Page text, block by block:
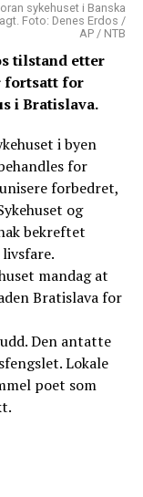
sykehuset i Banska
Foto: Denes Erdos /
AP / NTB
tilstand etter
fortsatt for
i Bratislava.
i byen
for
forbedret,
og
bekreftet
mandag at
Bratislava for
Den antatte
Lokale
poet som